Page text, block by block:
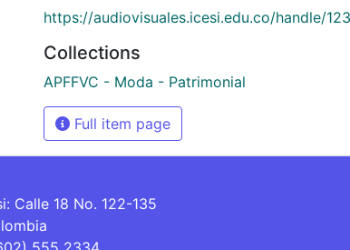
https://audiovisuales.icesi.edu.co/handle/
Collections
APFFVC - Moda - Patrimonial
Full item page
Calle 18 No. 122-135